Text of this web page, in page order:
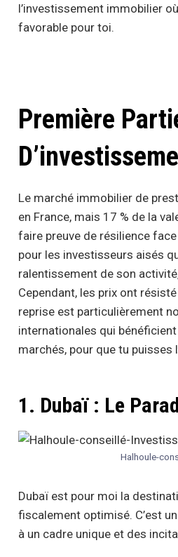
l’investissement immobilier
favorable pour toi.
Première
Le marché immobilier de
en France, mais 17 % de la
faire preuve de résilience
pour les investisseurs aisés
ralentissement de son
Cependant, les prix ont
reprise est particulièrement
internationales qui
marchés, pour que tu puisses
1. Dubaï : Le
Halhoule-
Dubaï est pour moi la
fiscalement optimisé. C’est
à un cadre unique et des